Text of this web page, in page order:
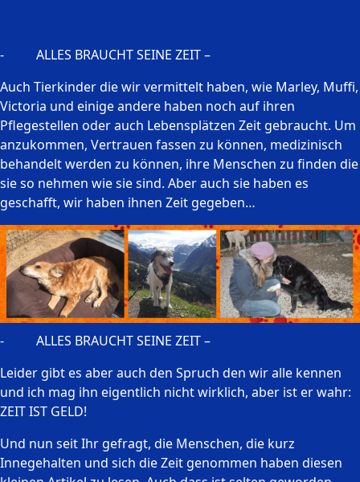
- ALLES BRAUCHT SEINE ZEIT –
Auch Tierkinder die wir vermittelt haben, wie Marley, Muffi,
Victoria und einige andere haben noch auf ihren
Pflegestellen oder auch Lebensplätzen Zeit gebraucht. Um
anzukommen, Vertrauen fassen zu können, medizinisch
behandelt werden zu können, ihre Menschen zu finden die
sie so nehmen wie sie sind. Aber auch sie haben es
geschafft, wir haben ihnen Zeit gegeben…
- ALLES BRAUCHT SEINE ZEIT –
Leider gibt es aber auch den Spruch den wir alle kennen
und ich mag ihn eigentlich nicht wirklich, aber ist er wahr:
ZEIT IST GELD!
Und nun seit Ihr gefragt, die Menschen, die kurz
Innegehalten und sich die Zeit genommen haben diesen